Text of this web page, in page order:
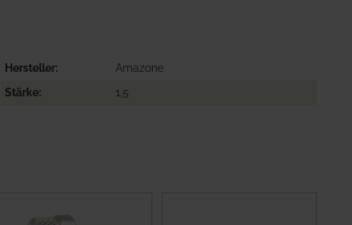
Hersteller
Amazone
Stärke 1,5